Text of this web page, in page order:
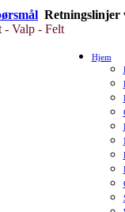
Retningslinjer
- Valp - Felt
Hjem